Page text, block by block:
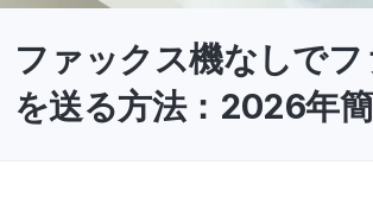
ファックス機なしでフ
を送る方法：2026年